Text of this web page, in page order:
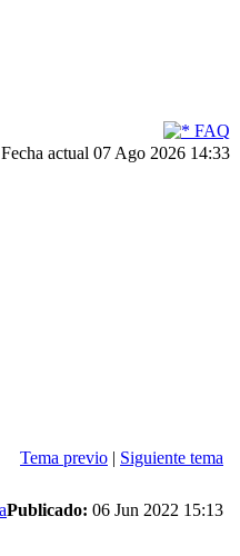
FAQ
Fecha actual 07 Ago 2026 14:33
Tema previo | Siguiente tema
Publicado: 06 Jun 2022 15:13